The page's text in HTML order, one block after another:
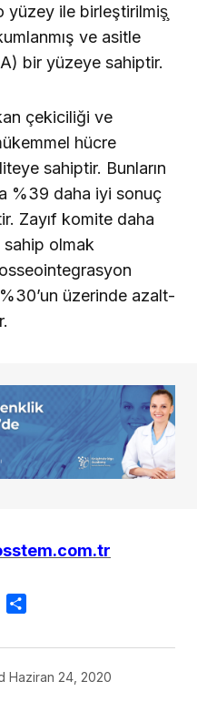
yüzey ile birleştirilmiş̧
ve asitle
bir yüzeye sa­hiptir.
çe­kiciliği ve
hücre
sahiptir. Bunla­rın
%39 daha iyi sonuç
Zayıf komite daha
sahip olmak
üzerinde azalt­
Print
Haziran 24, 2020